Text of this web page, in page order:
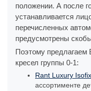
положении. А после
устанавливается
перечисленных
предусмотрены
Поэтому
кресел группы 0-1:
Rant Luxury Isofix
ассортименте